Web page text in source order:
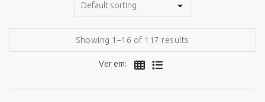
Showing 1–16 of 117 results
Ver em: